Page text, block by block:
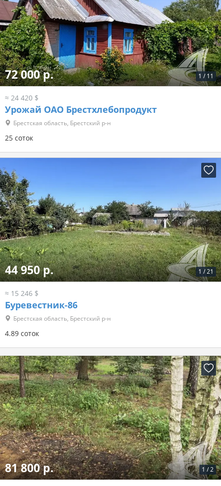
1 / 11
72 000 р.
≈ 24 420 $
Урожай ОАО Брестхлебопродукт
Брестская область, Брестский р-н
25 соток
1 /21
44 950 р.
≈ 15 246 $
Буревестник-86
Брестская область, Брестский р-н
4.89 соток
1 /2
81 800 р.